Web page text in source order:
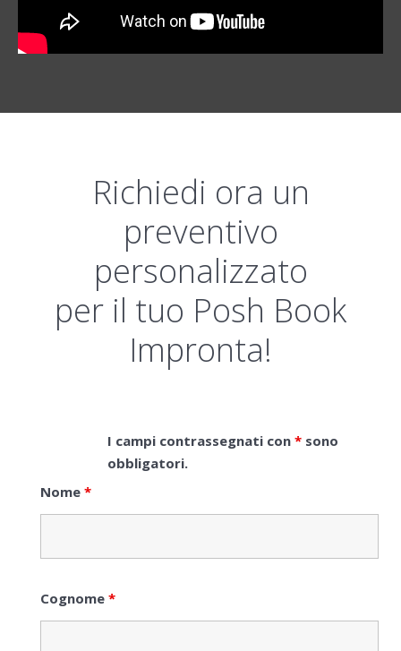
Richiedi ora un
preventivo
personalizzato
per il tuo Posh Book
Impronta!
I campi contrassegnati con * sono
obbligatori.
Nome *
Cognome *